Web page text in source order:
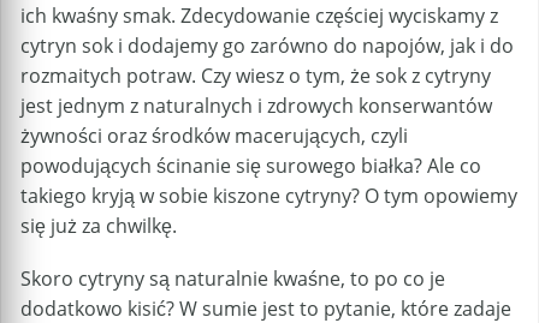
ich kwaśny smak. Zdecydowanie częściej wyciskamy z
cytryn sok i dodajemy go zarówno do napojów, jak i do
rozmaitych potraw. Czy wiesz o tym, że sok z cytryny
jest jednym z naturalnych i zdrowych konserwantów
żywności oraz środków macerujących, czyli
powodujących ścinanie się surowego białka? Ale co
takiego kryją w sobie kiszone cytryny? O tym opowiemy
się już za chwilkę.
Skoro cytryny są naturalnie kwaśne, to po co je
dodatkowo kisić? W sumie jest to pytanie, które zadaje